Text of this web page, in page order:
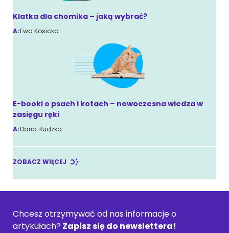
Klatka dla chomika – jaką wybrać?
A:Ewa Kosicka
E-booki o psach i kotach – nowoczesna wiedza w
zasięgu ręki
A:Daria Rudzka
ZOBACZ WIĘCEJ
Chcesz otrzymywać od nas informacje o
artykułach? Zapisz się do newslettera!